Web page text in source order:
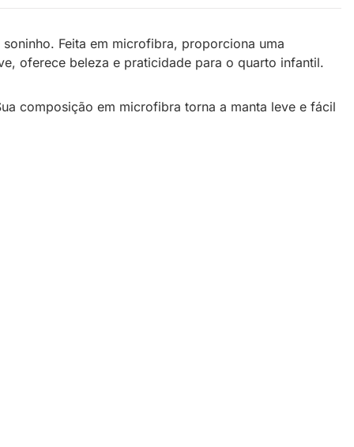
Feita em microfibra, proporciona uma
oferece beleza e praticidade para o quarto infantil.
composição em microfibra torna a manta leve e fácil